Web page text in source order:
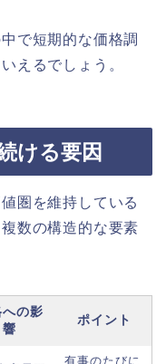
で短期的な価格調
えるでしょう。
ける要因
圏を維持している
数の構造的な要素
の影
響
ポイント
有事のたびに